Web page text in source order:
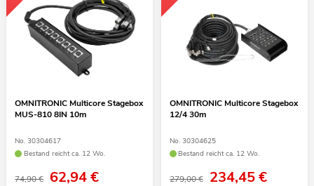
OMNITRONIC Multicore Stagebox
MUS-810 8IN 10m
No. 30304617
Bestand reicht ca. 12 Wo.
74,90 € 62,94€
OMNITRONIC Multicore Stagebox
12/4 30m
No. 30304625
Bestand reicht ca. 12 Wo.
279,00 € 234,45€